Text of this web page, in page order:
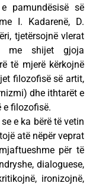
pamundësisë së
I. Kadarenë, D.
tjetërsojnë vlerat
me shijet gjoja
të mjerë kërkojnë
filozofisë së artit,
dhe ithtarët e
e filozofisë.
e ka bërë të vetin
atë nëpër veprat
për të
dialoguese,
ironizojnë,